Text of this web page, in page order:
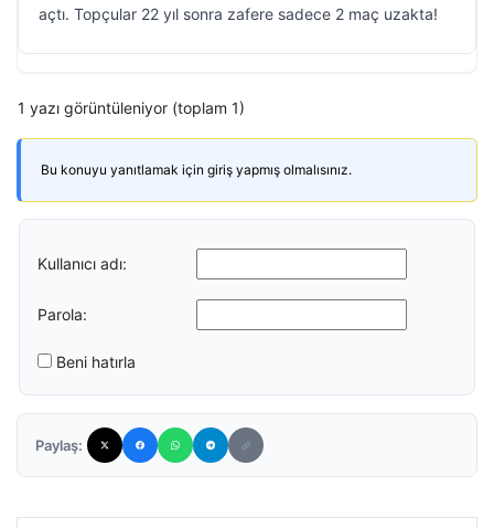
açtı. Topçular 22 yıl sonra zafere sadece 2 maç uzakta!
1 yazı görüntüleniyor (toplam 1)
Bu konuyu yanıtlamak için giriş yapmış olmalısınız.
Kullanıcı adı:
Parola:
Beni hatırla
Paylaş: